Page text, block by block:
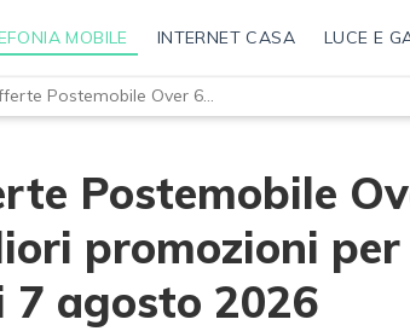
MOBILE INTERNET CASA LUCE E
Offerte Postemobile Over 60: le migliori promozioni per anziani di oggi 7 agosto 2026
Postemobile
promozioni
7 agosto 2026